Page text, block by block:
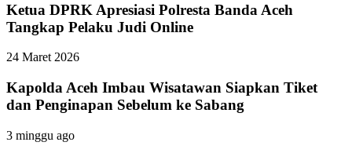
Ketua DPRK Apresiasi Polresta Banda Aceh
Tangkap Pelaku Judi Online
24 Maret 2026
Kapolda Aceh Imbau Wisatawan Siapkan Tiket
dan Penginapan Sebelum ke Sabang
3 minggu ago